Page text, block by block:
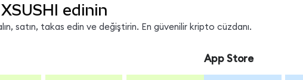
edinin
satın, takas edin ve değiştirin. En güvenilir kripto cüzdanı.
App Store